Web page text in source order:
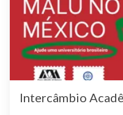
Intercâmbio